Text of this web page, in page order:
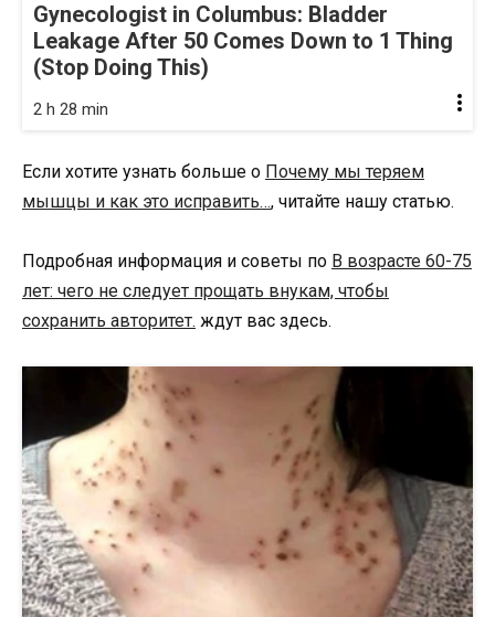
Gynecologist in Columbus: Bladder
Leakage After 50 Comes Down to 1 Thing
(Stop Doing This)
2 h 28 min
Если хотите узнать больше о Почему мы теряем
мышцы и как это исправить…, читайте нашу статью.
Подробная информация и советы по В возрасте 60-75
лет: чего не следует прощать внукам, чтобы
сохранить авторитет. ждут вас здесь.